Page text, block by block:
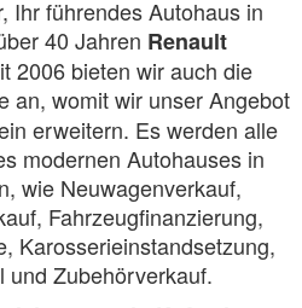
Ihr führendes Autohaus in
40 Jahren Renault
2006 bieten wir auch die
an, womit wir unser Angebot
erweitern. Es werden alle
modernen Autohauses in
wie Neuwagenverkauf,
Fahrzeugfinanzierung,
Karosserieinstandsetzung,
und Zubehörverkauf.